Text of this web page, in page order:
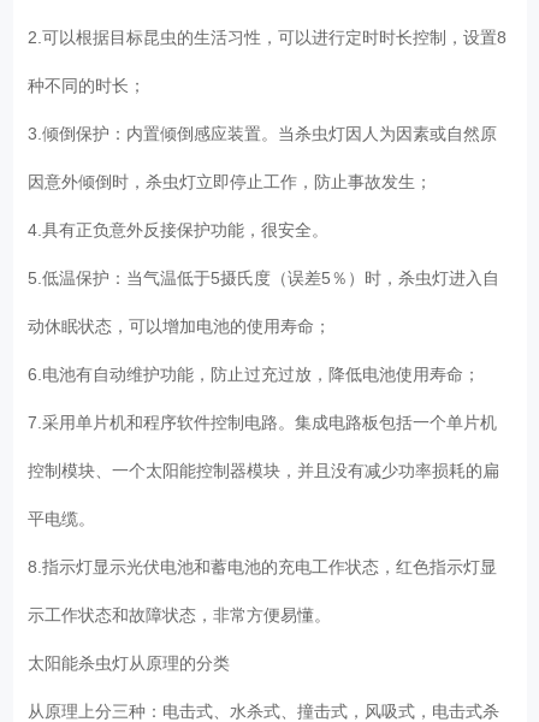
2.可以根据目标昆虫的生活习性，可以进行定时时长控制，设置8
种不同的时长；
3.倾倒保护：内置倾倒感应装置。当杀虫灯因人为因素或自然原
因意外倾倒时，杀虫灯立即停止工作，防止事故发生；
4.具有正负意外反接保护功能，很安全。
5.低温保护：当气温低于5摄氏度（误差5％）时，杀虫灯进入自
动休眠状态，可以增加电池的使用寿命；
6.电池有自动维护功能，防止过充过放，降低电池使用寿命；
7.采用单片机和程序软件控制电路。集成电路板包括一个单片机
控制模块、一个太阳能控制器模块，并且没有减少功率损耗的扁
平电缆。
8.指示灯显示光伏电池和蓄电池的充电工作状态，红色指示灯显
示工作状态和故障状态，非常方便易懂。
太阳能杀虫灯从原理的分类
从原理上分三种：电击式、水杀式、撞击式，风吸式，电击式杀